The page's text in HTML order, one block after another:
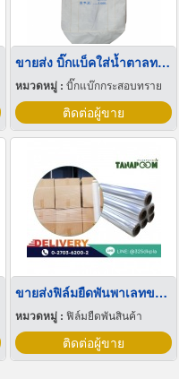
ขายส่ง บิ๊กแบ็คใส่น้ำตาลทราย สมุทรปราการ
หมวดหมู่ : บิ๊กแบ๊กกระสอบทราย
ติดต่อผู้ขาย
ขายส่งฟิล์มยืดพันพาเลทขนาดพันด้วยมือ Hand wrap
หมวดหมู่ : ฟิล์มยืดพันสินค้า
ติดต่อผู้ขาย